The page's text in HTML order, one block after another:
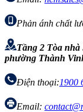
Phản ánh chất
Tầng 2 Tòa nhà
phường Thành
Điện thoại:1900
Email: